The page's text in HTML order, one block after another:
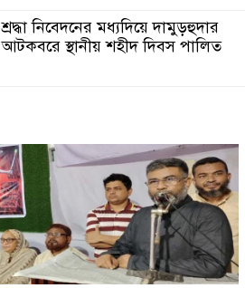
শ্রদ্ধা নিবেদনের মধ্যদিয়ে দামুড়হুদার
আটকবরে স্থানীয় শহীদ দিবস পালিত